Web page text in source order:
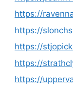
https://
https://
https://
https://
https://